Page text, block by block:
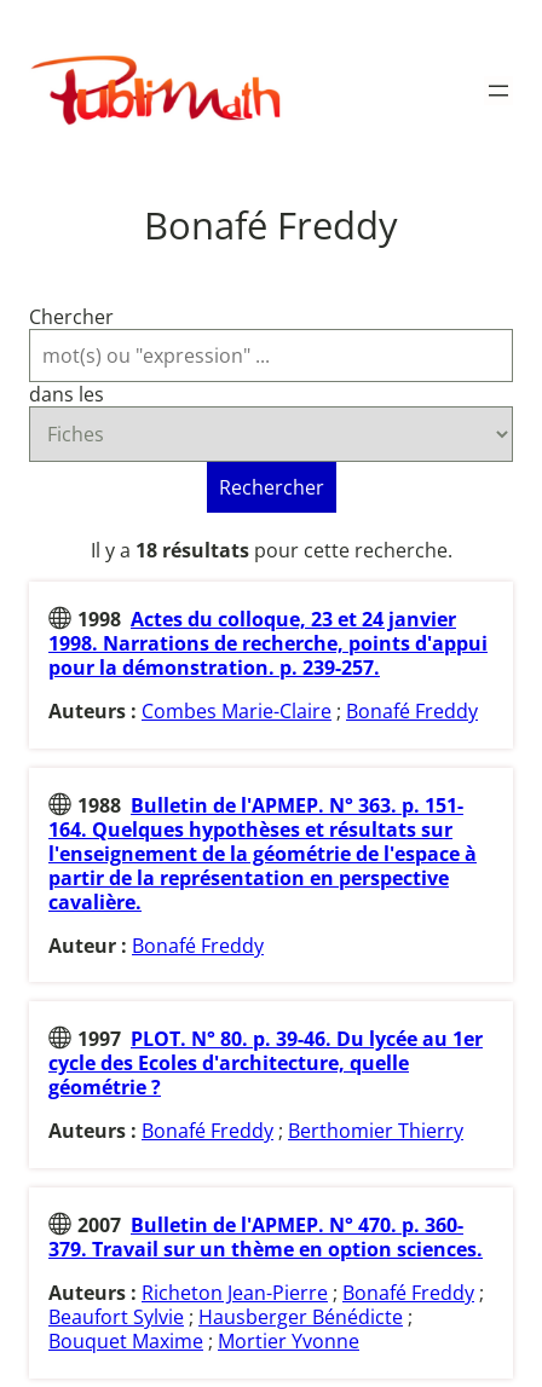
contenu
Publimath
Bonafé Freddy
Chercher
dans les
Rechercher
Il y a 18 résultatspour cette recherche.
1998 Actes du colloque, 23 et 24 janvier
1998. Narrations de recherche, points d'appui
pour la démonstration. p. 239-257.
Auteurs : Combes Marie-Claire ; Bonafé Freddy
1988 Bulletin de l'APMEP. N° 363. p. 151-
164. Quelques hypothèses et résultats sur
l'enseignement de la géométrie de l'espace à
partir de la représentation en perspective
cavalière.
Auteur : Bonafé Freddy
1997 PLOT. N° 80. p. 39-46. Du lycée au 1er
cycle des Ecoles d'architecture, quelle
géométrie ?
Auteurs : Bonafé Freddy ; Berthomier Thierry
2007 Bulletin de l'APMEP. N° 470. p. 360-
379. Travail sur un thème en option sciences.
Auteurs : Richeton Jean-Pierre ; Bonafé Freddy ;
Beaufort Sylvie ; Hausberger Bénédicte ;
Bouquet Maxime ; Mortier Yvonne